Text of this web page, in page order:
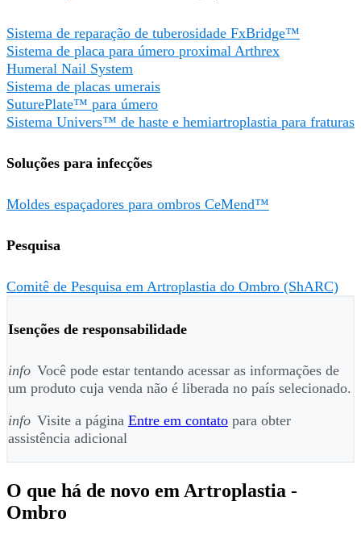
Sistema de reparação de tuberosidade FxBridge™
Sistema de placa para úmero proximal Arthrex
Humeral Nail System
Sistema de placas umerais
SuturePlate™ para úmero
Sistema Univers™ de haste e hemiartroplastia para fraturas
Soluções para infecções
Moldes espaçadores para ombros CeMend™
Pesquisa
Comitê de Pesquisa em Artroplastia do Ombro (ShARC)
Isenções de responsabilidade
info Você pode estar tentando acessar as informações de
um produto cuja venda não é liberada no país selecionado.
info Visite a página Entre em contato para obter
assistência adicional
O que há de novo em Artroplastia -
Ombro